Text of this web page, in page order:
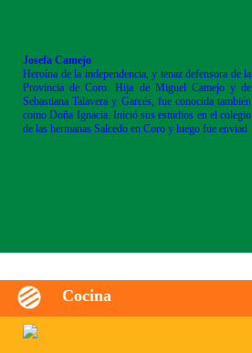
Josefa Camejo
Heroína de la independencia, y tenaz defensora de la
Provincia de Coro. Hija de Miguel Camejo y de
Sebastiana Talavera y Garcés, fue conocida también
como Doña Ignacia. Inició sus estudios en el colegio
de las hermanas Salcedo en Coro y luego fue enviad
Cocina